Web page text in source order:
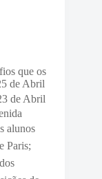
que os
de Abril
de Abril
alunos
Paris;